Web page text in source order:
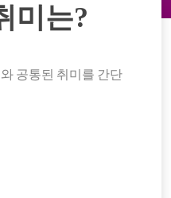
미는?
공통된 취미를 간단